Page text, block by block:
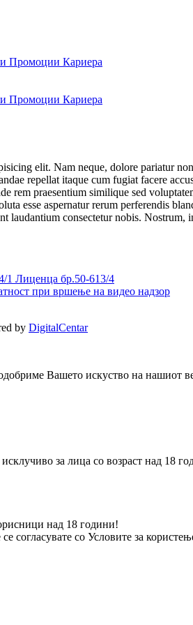
Промоции Кариера
Промоции Кариера
elit. Nam neque, dolore pariatur
repellat itaque cum fugiat facere
rem praesentium similique sed
esse aspernatur rerum perferendis
laudantium consectetur nobis. Nostrum,
1 Лиценца бр.50-613/4
при вршење на видео надзор
by DigitalCentar
Вашето искуство на нашиот
за лица со возраст над 18
над 18 години!
согласувате со Условите за